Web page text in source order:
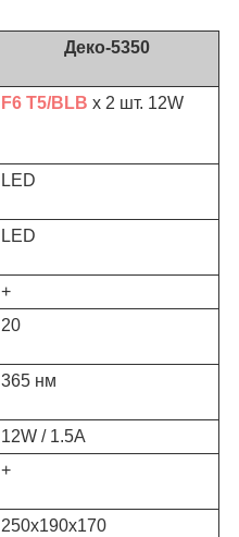
Деко-5350
F6 T5/BLB x 2 шт. 12W
LED
LED
+
20
365 нм
12W / 1.5A
+
250х190х170